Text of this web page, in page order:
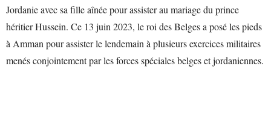
Jordanie avec sa fille aînée pour assister au mariage du prince
héritier Hussein. Ce 13 juin 2023, le roi des Belges a posé les pieds
à Amman pour assister le lendemain à plusieurs exercices militaires
menés conjointement par les forces spéciales belges et jordaniennes.